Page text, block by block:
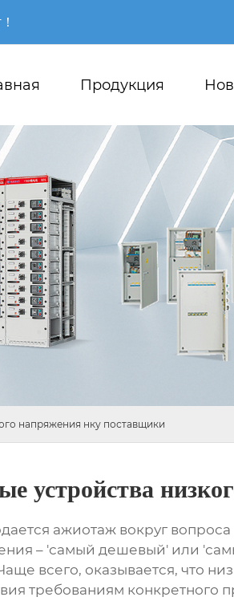
Продукция
напряжения нку поставщики
устройства
ажиотаж вокруг
– 'самый дешевый' или
всего, оказывается, что
требованиям